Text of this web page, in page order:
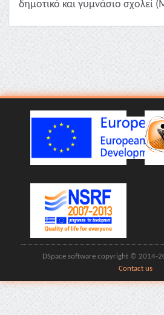
δημοτικό και γυμνάσιο σχολεί
DSpace software copyright © 2014-
Contact us